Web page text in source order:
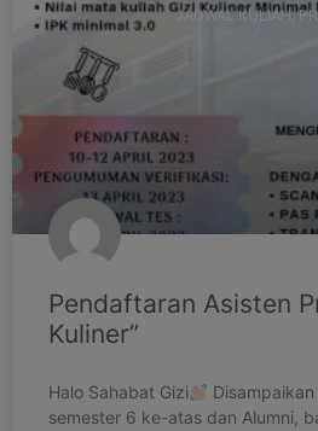
JADWAL KULIAH,
Pendaftaran Asisten
Kuliner”
Halo Sahabat Gizi
semester 6 ke-atas dan Alumni,